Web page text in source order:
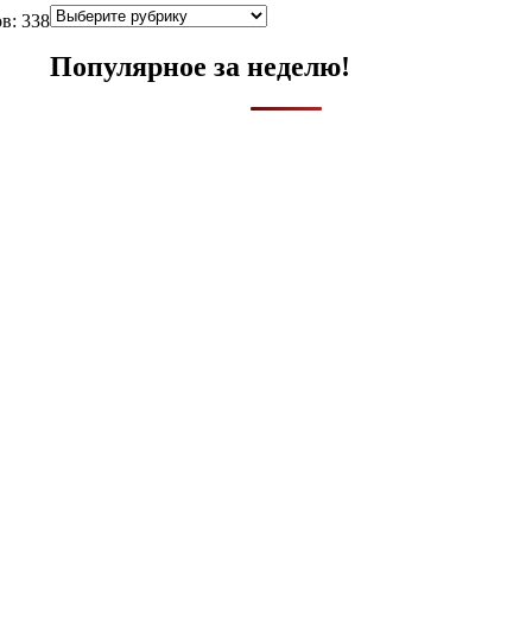
338Рубрики
Популярное за неделю!